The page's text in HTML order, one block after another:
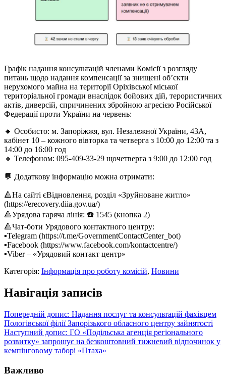
Графік надання консультацій членами Комісії з розгляду
питань щодо надання компенсації за знищені об’єкти
нерухомого майна на території Оріхівської міської
територіальної громади внаслідок бойових дій, терористичних
актів, диверсій, спричинених збройною агресією Російської
Федерації проти України на червень:
🔸 Особисто: м. Запоріжжя, вул. Незалежної України, 43А,
кабінет 10 – кожного вівторка та четверга з 10:00 до 12:00 та з
14:00 до 16:00 год
🔸 Телефоном: 095-409-33-29 щочетверга з 9:00 до 12:00 год
💬 Додаткову інформацію можна отримати:
🔺На сайті єВідновлення, розділ «Зруйноване житло»
(https://erecovery.diia.gov.ua/)
🔺Урядова гаряча лінія: ☎️ 1545 (кнопка 2)
🔺Чат-боти Урядового контактного центру:
▪️Telegram (https://t.me/GovernmentContactCenter_bot)
▪️Facebook (https://www.facebook.com/kontactcentre/)
▪️Viber – «Урядовий контакт центр»
Категорія: Інформація про роботу комісій, Новини
Навігація записів
Попередній допис: Надання послуг та консультацій фахівцем
Пологівської філії Запорізького обласного центру зайнятості
Наступний допис: ГО «Подільська агенція регіонального
розвитку» запрошує на безкоштовний тижневий відпочинок у
кемпінговому таборі «Птаха»
Важливо